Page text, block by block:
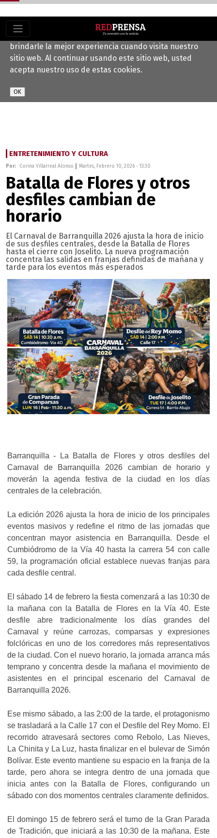
Este sitio web utiliza cookies para ayudarnos a
brindarle la mejor experiencia cuando visita nuestro
sitio web. Al continuar usando este sitio web, usted
acepta nuestro uso de estas cookies.
ENTRETENIMIENTO Y CULTURA
Por: Corina Villarreal Alonso Martes, Febrero 10, 2026 - 13:30
Batalla de Flores y otros
desfiles cambian de
horario
El Carnaval de Barranquilla 2026 ajusta la hora de inicio
de sus desfiles centrales, desde la Batalla de Flores
hasta el cierre con Joselito. La nueva programación
concentra las salidas en franjas definidas de mañana y
tarde para los eventos más esperados
Barranquilla - La Batalla de Flores y otros desfiles del
Carnaval de Barranquilla 2026 cambian de horario y
moverán la agenda festiva de la ciudad en los días
centrales de la celebración.
La edición 2026 ajusta la hora de inicio de los principales
eventos masivos y redefine el ritmo de las jornadas que
concentran mayor asistencia en Barranquilla. Desde el
Cumbiódromo de la Vía 40 hasta la carrera 54 con calle
59, la programación oficial establece nuevas franjas para
cada desfile central.
El sábado 14 de febrero la fiesta comenzará a las 10:30 de
la mañana con la Batalla de Flores en la Vía 40. Este
desfile abre tradicionalmente los días grandes del
Carnaval y reúne carrozas, comparsas y expresiones
folclóricas en uno de los corredores más representativos
de la ciudad. Con el nuevo horario, la jornada arranca más
temprano y concentra desde la mañana el movimiento de
asistentes en el principal escenario del Carnaval de
Barranquilla 2026.
Ese mismo sábado, a las 2:00 de la tarde, el protagonismo
se trasladará a la Calle 17 con el Desfile del Rey Momo. El
recorrido atravesará sectores como Rebolo, Las Nieves,
La Chinita y La Luz, hasta finalizar en el bulevar de Simón
Bolívar. Este evento mantiene su espacio en la franja de la
tarde, pero ahora se integra dentro de una jornada que
inicia antes con la Batalla de Flores, configurando un
sábado con dos momentos centrales claramente definidos.
El domingo 15 de febrero será el turno de la Gran Parada
de Tradición, que iniciará a las 10:30 de la mañana. Este